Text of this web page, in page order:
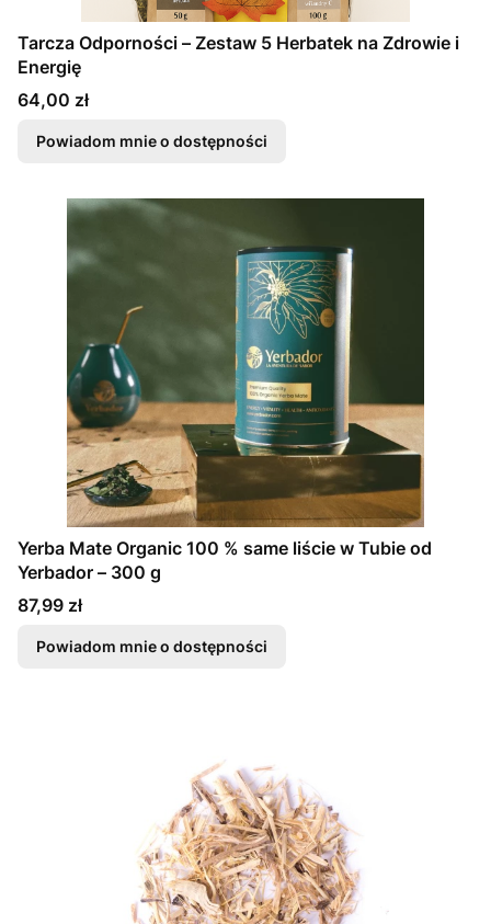
Tarcza Odporności – Zestaw 5 Herbatek na Zdrowie i
Energię
Cena
64,00 zł
Powiadom mnie o dostępności
Yerba Mate Organic 100 % same liście w Tubie od
Yerbador – 300 g
Cena
87,99 zł
Powiadom mnie o dostępności